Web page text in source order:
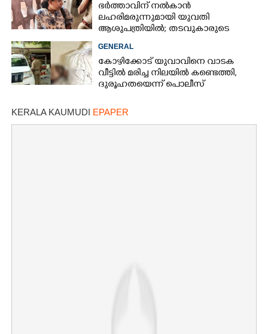
ഭർത്താവിന് നൽകാൻ
ലഹരിമരുന്നുമായി യുവതി
ആശുപത്രിയിൽ; തടവുകാരുടെ
GENERAL
കോഴിക്കോട് യുവാവിനെ വാടക
വീട്ടിൽ മരിച്ച നിലയിൽ കണ്ടെത്തി,
ദുരൂഹതയെന്ന് പൊലീസ്
KERALA KAUMUDI EPAPER